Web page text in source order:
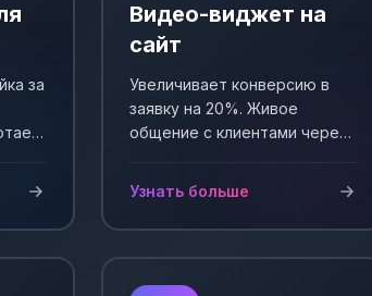
за
Видео-виджет на
сайт
Увеличивает конверсию в
заявку на 20%. Живое
общение с клиентами через
Узнать больше